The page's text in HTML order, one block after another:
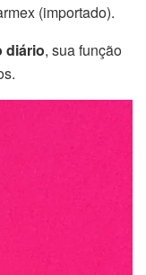
(importado).
diário, sua função